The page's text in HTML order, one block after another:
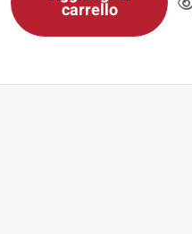
carrello